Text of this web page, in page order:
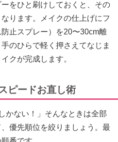
をひと刷けしておくと、その
ります。メイクの仕上げにフ
止スプレー）を20〜30cm離
のひらで軽く押さえてなじま
クが完成します。
ピードお直し術
かない！」そんなときは全部
優先順位を絞りましょう。最